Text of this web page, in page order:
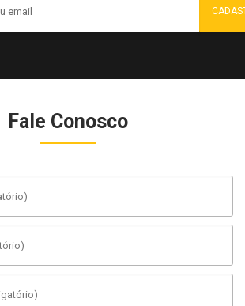
Fale Conosco